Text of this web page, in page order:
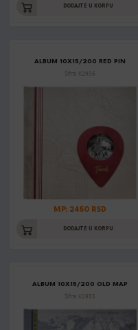
DODAJTE U KORPU
ALBUM 10X15/200 RED PIN
Šifra: K2956
MP: 2450 RSD
DODAJTE U KORPU
ALBUM 10X15/200 OLD MAP
Šifra: K2955